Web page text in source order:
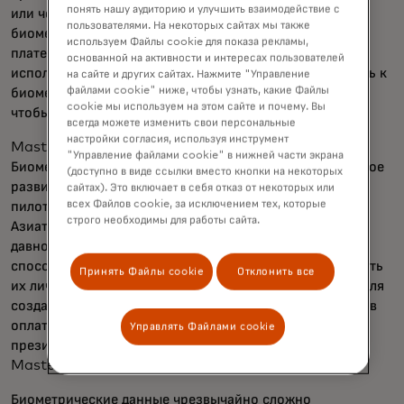
или через приложение, регистрировать свои
биометрические данные и привязывать к ним свои
платежные реквизиты. Тогда им останется лишь
использовать распознавание лица или поднести ладонь к
биометрическому считывателю на кассе, вместо того
чтобы доставать карты или телефоны.
Mastercard недавно запустила программу
Биометрической кассы, чтобы направлять ответственное
развитие этой новой технологии. Ожидается запуск
пилотных проектов в регионе Ближнего Востока и
Азиатско-Тихоокеанского региона в 2021 году. «Мы
давно считали, что биометрия — более безопасный
способ, чем пароли, чтобы распознавать и подтверждать
их личности, и хотим использовать эту безопасность для
создания более бесшовных и инновационных способов
оплаты», — говорит Крис Рейд, исполнительный вице-
президент по идентификационным решениям в
Mastercard.
Биометрические данные чрезвычайно сложно
понять нашу аудиторию и улучшить взаимодействие с
пользователями. На некоторых сайтах мы также
используем Файлы cookie для показа рекламы,
основанной на активности и интересах пользователей
на сайте и других сайтах. Нажмите "Управление
файлами cookie" ниже, чтобы узнать, какие Файлы
cookie мы используем на этом сайте и почему. Вы
всегда можете изменить свои персональные
настройки согласия, используя инструмент
"Управление файлами cookie" в нижней части экрана
(доступно в виде ссылки вместо кнопки на некоторых
сайтах). Это включает в себя отказ от некоторых или
всех Файлов cookie, за исключением тех, которые
строго необходимы для работы сайта.
Принять Файлы cookie Отклонить все
Управлять Файлами cookie